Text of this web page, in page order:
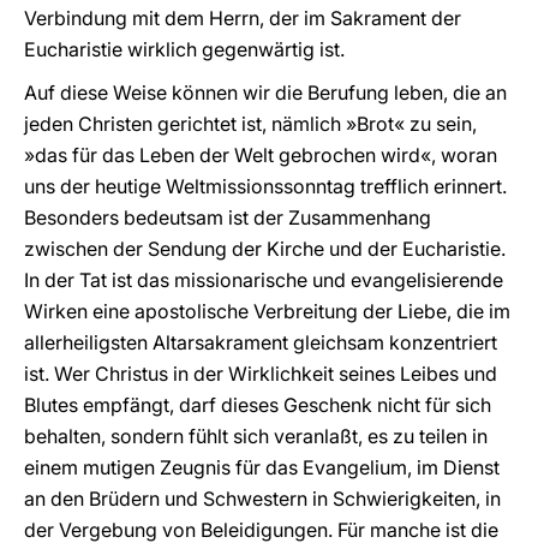
Verbindung mit dem Herrn, der im Sakrament der
Eucharistie wirklich gegenwärtig ist.
Auf diese Weise können wir die Berufung leben, die an
jeden Christen gerichtet ist, nämlich »Brot« zu sein,
»das für das Leben der Welt gebrochen wird«, woran
uns der heutige Weltmissionssonntag trefflich erinnert.
Besonders bedeutsam ist der Zusammenhang
zwischen der Sendung der Kirche und der Eucharistie.
In der Tat ist das missionarische und evangelisierende
Wirken eine apostolische Verbreitung der Liebe, die im
allerheiligsten Altarsakrament gleichsam konzentriert
ist. Wer Christus in der Wirklichkeit seines Leibes und
Blutes empfängt, darf dieses Geschenk nicht für sich
behalten, sondern fühlt sich veranlaßt, es zu teilen in
einem mutigen Zeugnis für das Evangelium, im Dienst
an den Brüdern und Schwestern in Schwierigkeiten, in
der Vergebung von Beleidigungen. Für manche ist die